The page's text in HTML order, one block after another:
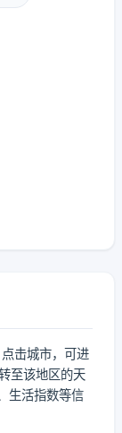
击城市，可进
至该地区的天
生活指数等信